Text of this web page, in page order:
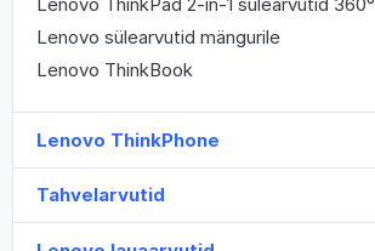
Lenovo sülearvutid mängurile
Lenovo ThinkBook
Lenovo ThinkPhone
Tahvelarvutid